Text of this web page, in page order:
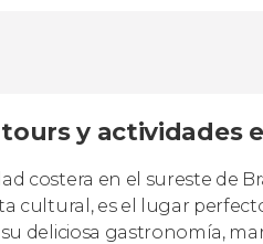
y actividades
costera en el sureste de
cultural, es el lugar
deliciosa gastronomía,